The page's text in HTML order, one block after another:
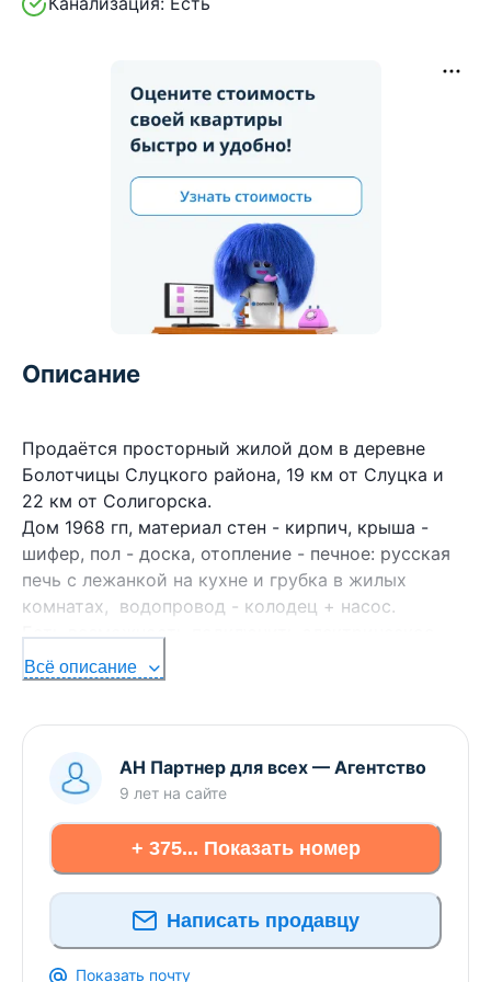
Описание
Продаётся​ просторный жилой дом в деревне
Болотчицы Слуцкого района, 19 км от Слуцка и
22 км от Солигорска.
Дом 1968 гп, материал стен - кирпич, крыша -
шифер, пол - доска, отопление - печное: русская
печь с лежанкой на кухне и грубка в жилых
комнатах, водопровод - колодец + насос.
Есть возможность подключить электрическое
отопление.
Общая площадь дома 76,3 м2, ​ состоит из трёх
прихожей 10,7 м2 и ​ верандой 8,7м2.
Высота потолков 2,95 м.
Дом расположен на участке площадью 25 соток.
В вашем распоряжении будет кирпичный сарай,
глубокий сухой погреб возле дома.
На участке растут ​яблони, груши, грецкий орех,
виноград, плодовые кустарники.
В деревне имеется вся необходимая
инфраструктура: ФАП, магазин, клуб, столовая.
Хорошие подъездные пути: асфальт и немного
Всё описание
АН Партнер для всех — Агентство
9 лет на сайте
+ 375... Показать номер
Написать продавцу
Показать почту